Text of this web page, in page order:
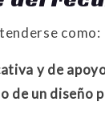
como:
y de
de un diseño